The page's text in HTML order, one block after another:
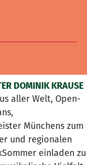
DOMINIK KRAUSE
aller Welt, Open-
Münchens zum
und regionalen
einladen zu